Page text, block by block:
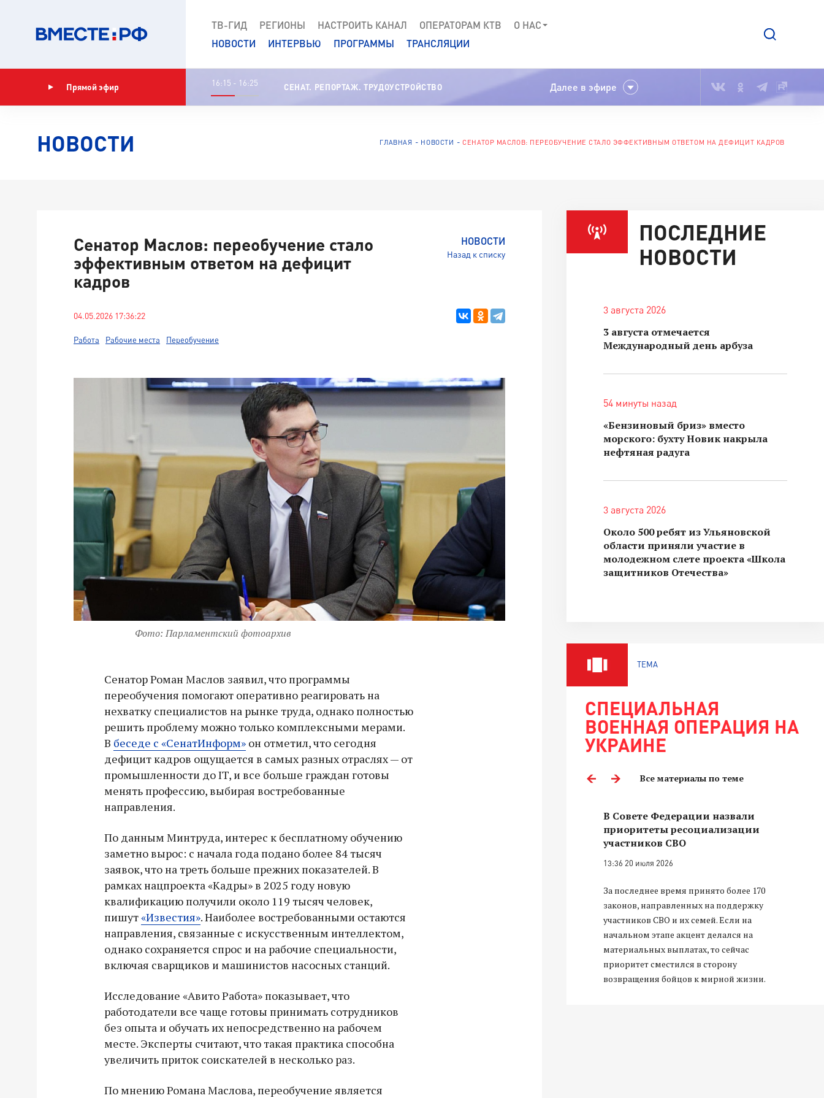
ТВ-ГИД РЕГИОНЫ НАСТРОИТЬ КАНАЛ ОПЕРАТОРАМ КТВ
О НАС
НОВОСТИ
ИНТЕРВЬЮ ПРОГРАММЫ ТРАНСЛЯЦИИ
Прямой эфир 16:15 - 16:25 СЕНАТ. РЕПОРТАЖ. ТРУДОУСТРОЙСТВО Далее в эфире
НОВОСТИ ГЛАВНАЯ НОВОСТИ СЕНАТОР МАСЛОВ: ПЕРЕОБУЧЕНИЕ СТАЛО ЭФФЕКТИВНЫМ ОТВЕТОМ НА ДЕФИЦИТ КАДРОВ
НОВОСТИ
Назад к списку
Сенатор Маслов: переобучение стало
эффективным ответом на дефицит
кадров
04.05.2026 17:36:22
Работа Рабочие места Переобучение
Фото: Парламентский фотоархив
Сенатор Роман Маслов заявил, что программы
переобучения помогают оперативно реагировать на
нехватку специалистов на рынке труда, однако полностью
решить проблему можно только комплексными мерами.
В беседе с «СенатИнформ» он отметил, что сегодня
дефицит кадров ощущается в самых разных отраслях — от
промышленности до IT, и все больше граждан готовы
менять профессию, выбирая востребованные
направления.
По данным Минтруда, интерес к бесплатному обучению
заметно вырос: с начала года подано более 84 тысяч
заявок, что на треть больше прежних показателей. В
рамках нацпроекта «Кадры» в 2025 году новую
квалификацию получили около 119 тысяч человек,
пишут«Известия». Наиболее востребованными остаются
направления, связанные с искусственным интеллектом,
однако сохраняется спрос и на рабочие специальности,
включая сварщиков и машинистов насосных станций.
Исследование «Авито Работа» показывает, что
работодатели все чаще готовы принимать сотрудников
без опыта и обучать их непосредственно на рабочем
месте. Эксперты считают, что такая практика способна
увеличить приток соискателей в несколько раз.
По мнению Романа Маслова, переобучение является
ПОСЛЕДНИЕ
НОВОСТИ
3 августа 2026
3 августа отмечается
Международный день арбуза
54 минуты назад
«Бензиновый бриз» вместо
морского: бухту Новик накрыла
нефтяная радуга
3 августа 2026
Около 500 ребят из Ульяновской
области приняли участие в
молодежном слете проекта «Школа
защитников Отечества»
ТЕМА
СПЕЦИАЛЬНАЯ
ВОЕННАЯ ОПЕРАЦИЯ НА
УКРАИНЕ
Все материалы по теме
18:30 10 сентября 2025
Владимир Якушев сопровождает грузы
для бойцов СВО с самого начала
спецоперации.
В Совете Федерации назвали
приоритеты ресоциализации
участников СВО
13:36 20 июля 2026
За последнее время принято более 170
законов, направленных на поддержку
участников СВО и их семей. Если на
начальном этапе акцент делался на
материальных выплатах, то сейчас
приоритет сместился в сторону
возвращения бойцов к мирной жизни.